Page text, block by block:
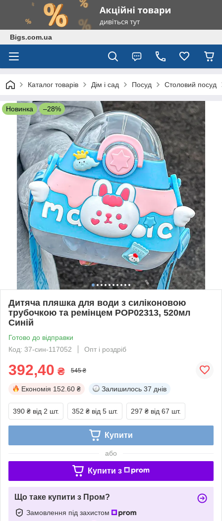
Bigs.com.ua
Каталог товарів Дім і сад Посуд Столовий посуд
Новинка –28%
Дитяча пляшка для води з силіконовою
трубочкою та ремінцем POP02313, 520мл
Синій
Готово до відправки
Код: 37-син-117052
Опт і роздріб
392,40 ₴ 545 ₴
Економія 152.60 ₴ Залишилось 37 днів
390 ₴ від 2 шт. 352 ₴ від 5 шт. 297 ₴ від 67 шт.
Купити
або
Купити з
Що таке купити з Пром?
Замовлення під захистом